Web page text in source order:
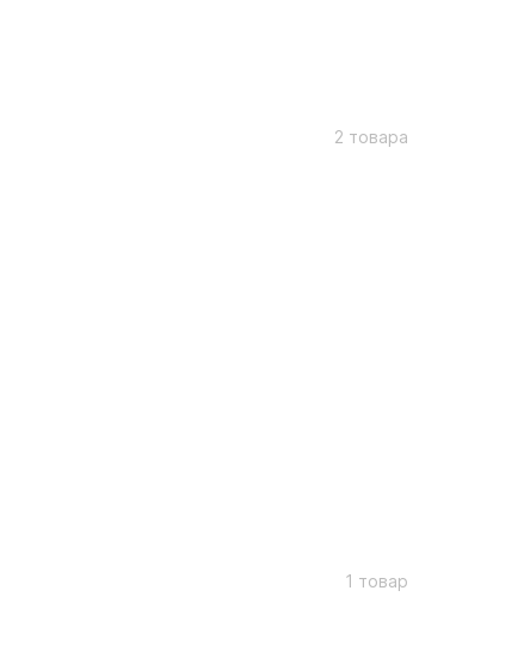
2 товара
1 товар